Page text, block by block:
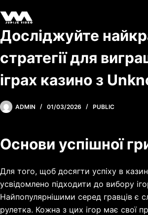
to
content
Досліджуйте
стратегії для
іграх казино з
ADMIN 01/03/2026 PUBLIC
Основи успішної
Для того, щоб досягти успіху в
усвідомлено підходити до вибору
Найпопулярнішими серед гравців є
рулетка. Кожна з цих ігор має свої